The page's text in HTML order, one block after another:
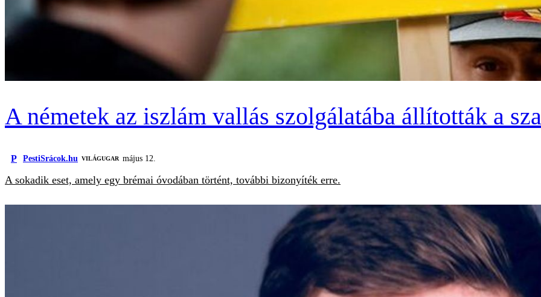
A németek az iszlám vallás szolgálatába állították a
P PestiSrácok.hu VILÁGUGAR május 12.
A sokadik eset, amely egy brémai óvodában történt, további bizonyíték erre.